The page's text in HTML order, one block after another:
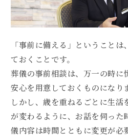
「事前に備える」ということ
ておくことです。
葬儀の事前相談は、万一の時に
安心を用意しておくものになり
しかし、歳を重ねるごとに生活
が変わるように、 お話を伺った
儀内容は時間とともに変更が必